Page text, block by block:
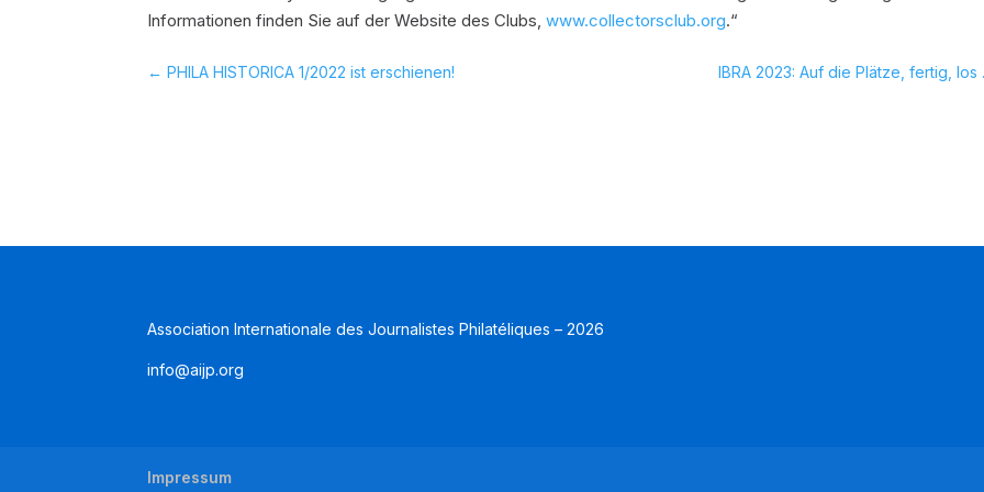
Informationen finden Sie auf der Website des Clubs,www.collectorsclub.org.“
←PHILA HISTORICA 1/2022 ist erschienen! IBRA 2023: Auf die Plätze, fertig, los
Association Internationale des Journalistes Philatéliques – 2026
info@aijp.org
Impressum